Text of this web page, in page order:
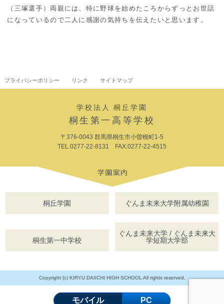
（三塚選手）両親には、特に野球を始めたころからずっとお世話
になっているので二人に感謝の気持ちを伝えたいと思います。
プライバシーポリシー リンク サイトマップ
学校法人 桐丘学園
桐生第一高等学校
〒376-0043 群馬県桐生市小曽根町1-5
TEL.0277-22-8131 FAX.0277-22-4515
桐丘学園 ぐんま未来大学附属幼稚園
桐生第一中学校
ぐんま未来大学 / ぐんま未来大
学短期大学部
Copyright (c) KIRYU DAIICHI HIGH SCHOOL All rights reserved.
モバイル PC